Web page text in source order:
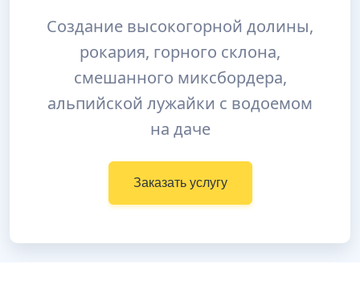
Создание высокогорной долины,
рокария, горного склона,
смешанного миксбордера,
альпийской лужайки с водоемом
на даче
Заказать услугу